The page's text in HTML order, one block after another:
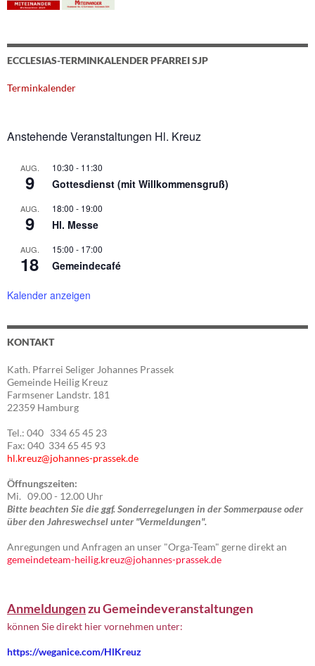
ECCLESIAS-TERMINKALENDER PFARREI SJP
Terminkalender
Anstehende Veranstaltungen Hl. Kreuz
AUG.
9
10:30 - 11:30
Gottesdienst (mit Willkommensgruß)
AUG.
9
18:00 - 19:00
Hl. Messe
AUG.
18
15:00 - 17:00
Gemeindecafé
Kalender anzeigen
KONTAKT
Kath. Pfarrei Seliger Johannes Prassek
Gemeinde Heilig Kreuz
Farmsener Landstr. 181
22359 Hamburg
Tel.: 040 334 65 45 23
Fax: 040 334 65 45 93
hl.kreuz@johannes-prassek.de
Öffnungszeiten:
Mi. 09.00 - 12.00 Uhr
Bitte beachten Sie die ggf. Sonderregelungen in der Sommerpause oder
über den Jahreswechsel unter "Vermeldungen".
Anregungen und Anfragen an unser "Orga-Team" gerne direkt an
gemeindeteam-heilig.kreuz@johannes-prassek.de
Anmeldungenzu Gemeindeveranstaltungen
können Sie direkt hier vornehmen unter:
https://weganice.com/HlKreuz